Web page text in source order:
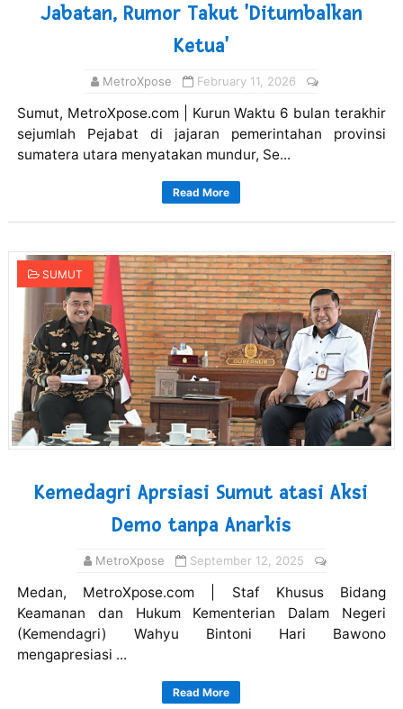
Jabatan, Rumor Takut 'Ditumbalkan
Ketua'
MetroXpose February 11, 2026
Sumut, MetroXpose.com | Kurun Waktu 6 bulan terakhir
sejumlah Pejabat di jajaran pemerintahan provinsi
sumatera utara menyatakan mundur, Se...
Read More
SUMUT
Kemedagri Aprsiasi Sumut atasi Aksi
Demo tanpa Anarkis
MetroXpose September 12, 2025
Medan, MetroXpose.com | Staf Khusus Bidang
Keamanan dan Hukum Kementerian Dalam Negeri
(Kemendagri) Wahyu Bintoni Hari Bawono
mengapresiasi ...
Read More